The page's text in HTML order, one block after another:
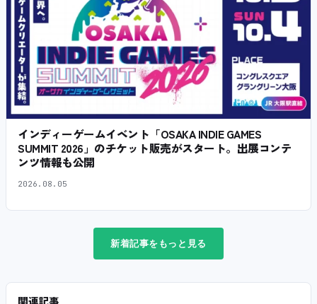
インディーゲームイベント「OSAKA INDIE GAMES
SUMMIT 2026」のチケット販売がスタート。出展コンテ
ンツ情報も公開
2026.08.05
新着記事をもっと見る
関連記事